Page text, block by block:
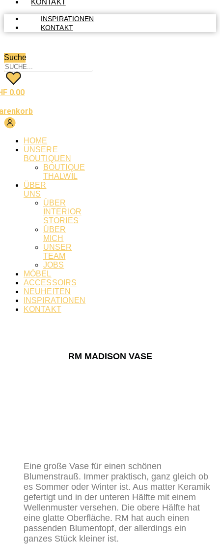
KONTAKT
INSPIRATIONEN
KONTAKT
Suche
0.00
HOME
UNSERE
BOUTIQUEN
BOUTIQUE
THALWIL
ÜBER
UNS
ÜBER
INTERIOR
STORIES
ÜBER
MICH
UNSER
TEAM
JOBS
MÖBEL
ACCESSOIRS
NEUHEITEN
INSPIRATIONEN
KONTAKT
RM MADISON VASE
Eine große Vase für einen schönen
Blumenstrauß. Immer praktisch, ganz gleich ob
es Sommer oder Winter ist. Aus matter Keramik
gefertigt und in der unteren Hälfte mit einem
Wellenmuster versehen. Die obere Hälfte hat
eine glatte Oberfläche. RM hat auch einen
passenden Blumentopf, der allerdings ein
ganzes Stück kleiner ist.